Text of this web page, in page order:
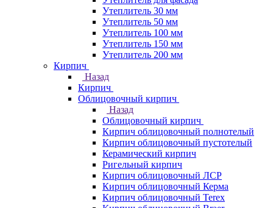
Утеплитель 30 мм
Утеплитель 50 мм
Утеплитель 100 мм
Утеплитель 150 мм
Утеплитель 200 мм
Кирпич
Назад
Кирпич
Облицовочный кирпич
Назад
Облицовочный кирпич
Кирпич облицовочный полнотелый
Кирпич облицовочный пустотелый
Керамический кирпич
Ригельный кирпич
Кирпич облицовочный ЛСР
Кирпич облицовочный Керма
Кирпич облицовочный Terex